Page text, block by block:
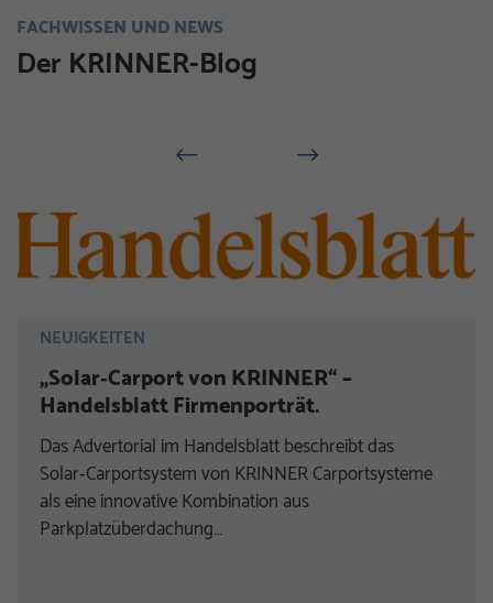
FACHWISSEN UND NEWS
Der KRINNER-Blog
NEUIGKEITEN
„Solar‑Carport von KRINNER“ –
Handelsblatt Firmenporträt.
Das Advertorial im Handelsblatt beschreibt das
Solar‑Carportsystem von KRINNER Carportsysteme
als eine innovative Kombination aus
Parkplatzüberdachung…